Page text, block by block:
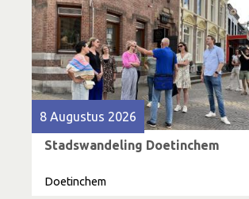
8 Augustus 2026
Stadswandeling Doetinchem
Doetinchem